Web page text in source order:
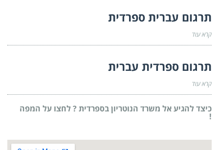
תרגום עברית ספרדית
קרא עוד
תרגום ספרדית עברית
קרא עוד
כיצד להגיע אל משרד הנוטריון בספרדית ? לחצו על המפה
!